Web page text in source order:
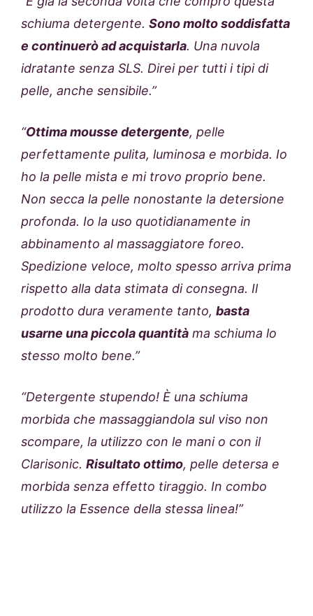
schiuma detergente. Sono molto soddisfatta
e continuerò ad acquistarla. Una nuvola
idratante senza SLS. Direi per tutti i tipi di
pelle, anche sensibile.”
“Ottima mousse detergente, pelle
perfettamente pulita, luminosa e morbida. Io
ho la pelle mista e mi trovo proprio bene.
Non secca la pelle nonostante la detersione
profonda. Io la uso quotidianamente in
abbinamento al massaggiatore foreo.
Spedizione veloce, molto spesso arriva prima
rispetto alla data stimata di consegna. Il
prodotto dura veramente tanto, basta
usarne una piccola quantità ma schiuma lo
stesso molto bene.”
“Detergente stupendo! È una schiuma
morbida che massaggiandola sul viso non
scompare, la utilizzo con le mani o con il
Clarisonic. Risultato ottimo, pelle detersa e
morbida senza effetto tiraggio. In combo
utilizzo la Essence della stessa linea!”